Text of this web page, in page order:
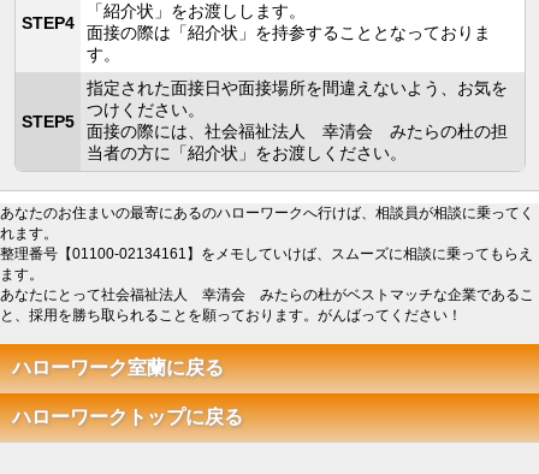
STEP4
「紹介状」をお渡しします。
面接の際は「紹介状」を持参することとなっておりま
す。
STEP5
指定された面接日や面接場所を間違えないよう、お気を
つけください。
面接の際には、社会福祉法人 幸清会 みたらの杜の担
当者の方に「紹介状」をお渡しください。
あなたのお住まいの最寄にあるのハローワークへ行けば、相談員が相談に乗ってく
れます。
整理番号【01100-02134161】をメモしていけば、スムーズに相談に乗ってもらえ
ます。
あなたにとって社会福祉法人 幸清会 みたらの杜がベストマッチな企業であるこ
と、採用を勝ち取られることを願っております。がんばってください！
ハローワーク室蘭に戻る
ハローワークトップに戻る